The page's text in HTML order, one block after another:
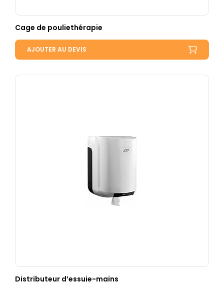
Cage de pouliethérapie
AJOUTER AU DEVIS
Distributeur d’essuie-mains